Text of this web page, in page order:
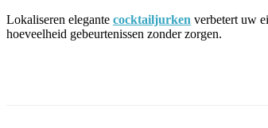
Lokaliseren elegante cocktailjurken verbetert uw
hoeveelheid gebeurtenissen zonder zorgen.